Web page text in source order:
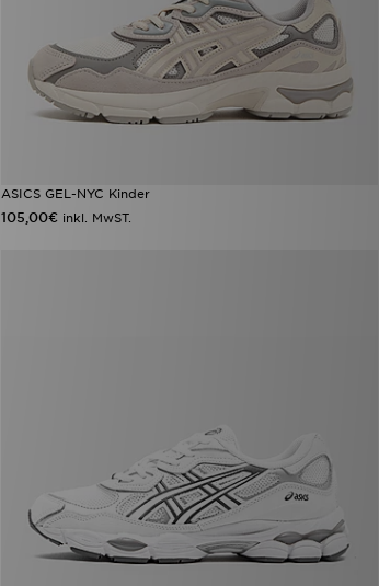
ASICS GEL-NYC Kinder
105,00€ inkl. MwST.